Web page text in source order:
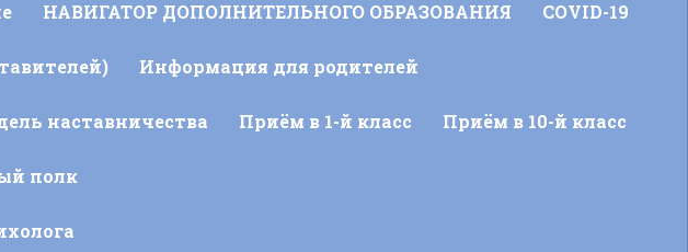
НАВИГАТОР ДОПОЛНИТЕЛЬНОГО ОБРАЗОВАНИЯ COVID-19
Информация для родителей
наставничества Приём в 1-й класс Приём в 10-й класс
полк